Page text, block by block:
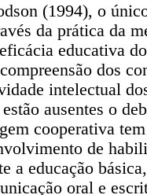
(1994), o
da prática da
educativa
dos
intelectual
ausentes o
cooperativa
de
a educação
oral e